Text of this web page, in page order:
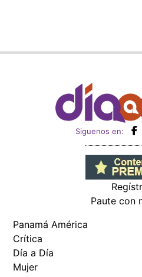
Siguenos en:
Paute con
Crítica
Día a Día
Mujer
Recetas